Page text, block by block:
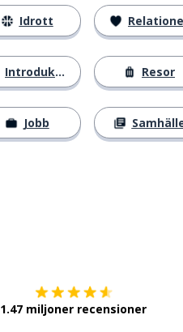
Idrott
Introduktion
Jobb
Resor
1.47 miljoner recensioner